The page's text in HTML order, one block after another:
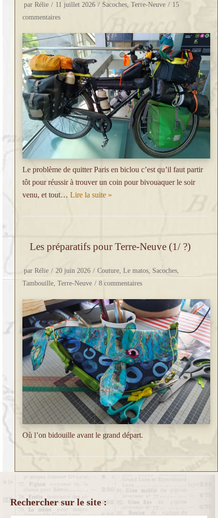
par Rélie 11 juillet 2026 Sacoches, Terre-Neuve
15
commentaires
Le problème de quitter Paris en biclou c’est qu’il faut partir
tôt pour réussir à trouver un coin pour bivouaquer le soir
venu, et tout… Lire la suite »
Les préparatifs pour Terre-Neuve (1/ ?)
par Rélie 20 juin 2026 Couture Le matos Sacoches
Tambouille Terre-Neuve 8 commentaires
Où l’on bidouille avant le grand départ.
Rechercher sur le site :